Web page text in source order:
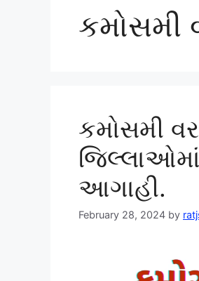
કમોસમી
કમોસમી
આગાહી.
February 28, 2024 by